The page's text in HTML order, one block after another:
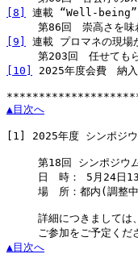
[8]
連載 “Well-being”
[9]
連載 プロマネの現場
[10]
2025年度会費　納
▲目次へ
[1] 2025年度 シンポジ
第18回 シンポジウム
日　時： 5月24日
場　所：都内(調整
詳細につきましては、
▲目次へ